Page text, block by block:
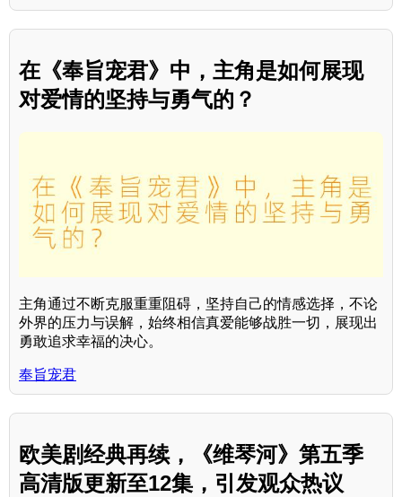
在《奉旨宠君》中，主角是如何展现
对爱情的坚持与勇气的？
主角通过不断克服重重阻碍，坚持自己的情感选择，不论
外界的压力与误解，始终相信真爱能够战胜一切，展现出
勇敢追求幸福的决心。
奉旨宠君
欧美剧经典再续，《维琴河》第五季
高清版更新至12集，引发观众热议